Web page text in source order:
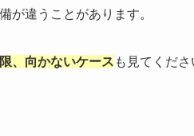
が違うことがあります。
、向かないケース も見てくだ